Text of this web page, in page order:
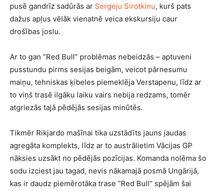
pusē gandrīz sadūrās ar Sergeju Sirotkinu, kurš pats
dažus apļus vēlāk vienatnē veica ekskursiju caur
drošības joslu.
Ar to gan “Red Bull” problēmas nebeidzās – aptuveni
pusstundu pirms sesijas beigām, veicot pārnesumu
maiņu, tehniskas ķibeles piemeklēja Verstapenu, līdz ar
to viņš trasē ilgāku laiku vairs nebija redzams, tomēr
atgriezās tajā pēdējās sesijas minūtēs.
Tikmēr Rikjardo mašīnai tika uzstādīts jauns jaudas
agregāta komplekts, līdz ar to austrālietim Vācijas GP
nāksies uzsākt no pēdējās pozīcijas. Komanda nolēma šo
sodu izciest jau tagad, nevis nākamajā posmā Ungārijā,
kas ir daudz piemērotāka trase “Red Bull” spējām šai